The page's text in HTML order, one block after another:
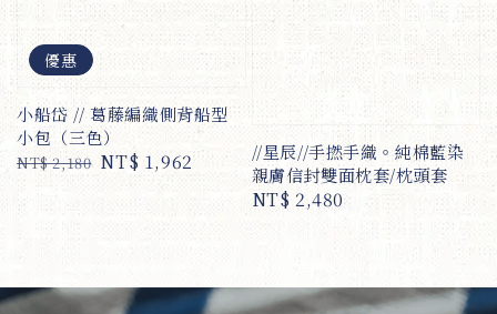
優惠
小船岱 // 葛藤編織側背船型
小包（三色）
Regular
price
NT$ 2,180 Sale
price
NT$ 1,962
//星辰//手撚手織。純棉藍染
親膚信封雙面枕套/枕頭套
Regular
NT$ 2,480